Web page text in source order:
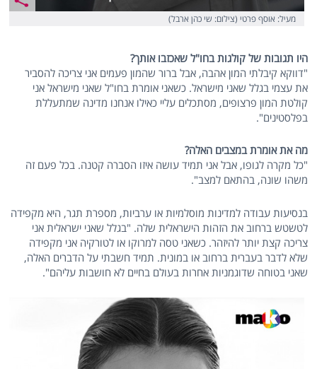
מעיל: אוסף פרטי (צילום: שי כהן ארבל)
היו תגובות של קולגות בחו"ל שאכזבו אותך?
"דווקא קיבלתי המון אהבה, אבל ברור שהמון פעמים אני צריכה להסביר
את עצמי בגלל שאני מישראל. כשאני אומרת בחו"ל שאני מישראל אני
קולטת המון פרצופים, מסתכלים עליי כאילו אנחנו מדינה שמתעללת
בפלסטינים".
מה את אומרת במצבים האלה?
"כל מקרה לגופו, אבל אני תמיד עושה איזו הסברה קטנה. בכל פעם זה
משהו שונה, בהתאם למצב".
בנסיעות עבודה למדינות מוסלמיות או ערביות, מספרת תגר, היא מקפידה
לטשטש ברחוב את הזהות הישראלית שלה. "בגלל שאני ישראלית אני
צריכה קצת יותר להיזהר. כשאני טסה למרוקו או לטורקיה אני מקפידה
שלא לדבר בעברית ברחוב או במונית. תמיד חשבתי על הדברים האלה,
שאני בטוחה שדוגמניות אחרות בעולם בחיים לא חושבות עליהם".